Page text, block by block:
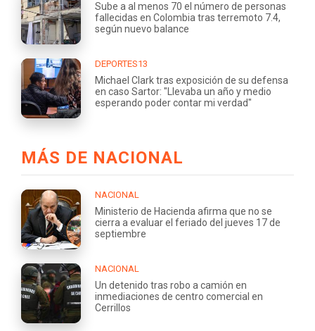
Sube a al menos 70 el número de personas
fallecidas en Colombia tras terremoto 7.4,
según nuevo balance
DEPORTES13
Michael Clark tras exposición de su defensa
en caso Sartor: "Llevaba un año y medio
esperando poder contar mi verdad"
MÁS DE NACIONAL
NACIONAL
Ministerio de Hacienda afirma que no se
cierra a evaluar el feriado del jueves 17 de
septiembre
NACIONAL
Un detenido tras robo a camión en
inmediaciones de centro comercial en
Cerrillos